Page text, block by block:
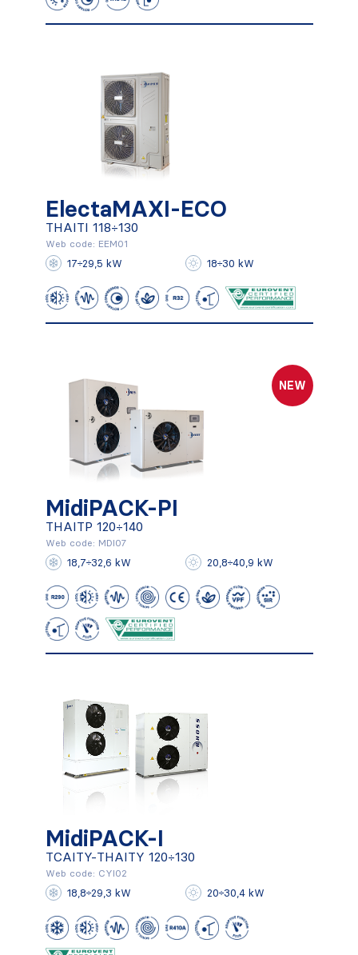
ElectaMAXI-ECO
THAITI 118÷130
Web code: EEM01
17÷29,5 kW 18÷30 kW
ElectaMAXI-ECO
THAITI 118÷130
Conocer más
NEW
MidiPACK-PI
THAITP 120÷140
Web code: MDI07
18,7÷32,6 kW 20,8÷40,9 kW
MidiPACK-PI
THAITP 120÷140
Conocer más
MidiPACK-I
TCAITY-THAITY 120÷130
Web code: CYI02
18,8÷29,3 kW 20÷30,4 kW
MidiPACK-I
TCAITY-THAITY 120÷130
Conocer más